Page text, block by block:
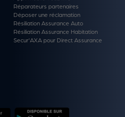
Réparateurs partenaires
Déposer une réclamation
Résiliation Assurance Auto
Résiliation Assurance Habitation
Secur'AXA pour Direct Assurance